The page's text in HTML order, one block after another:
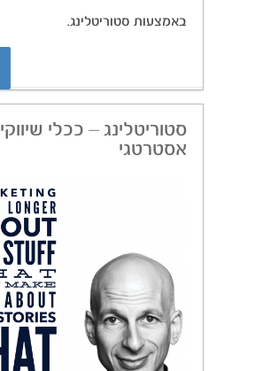
באמצעות סטוריטלינג.
סטוריטלינג – ככלי שיווקי
אסטרטגי